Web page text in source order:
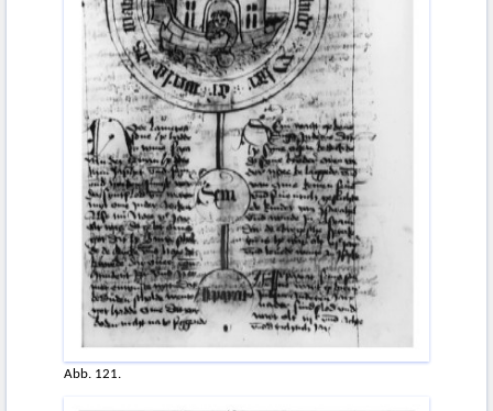
Abb. 121.